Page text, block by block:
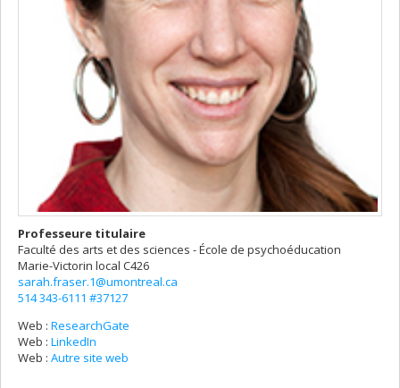
Professeure titulaire
Faculté des arts et des sciences - École de psychoéducation
Marie-Victorin local C426
sarah.fraser.1@umontreal.ca
514 343-6111 #37127
Web : ResearchGate
Web : LinkedIn
Web : Autre site web